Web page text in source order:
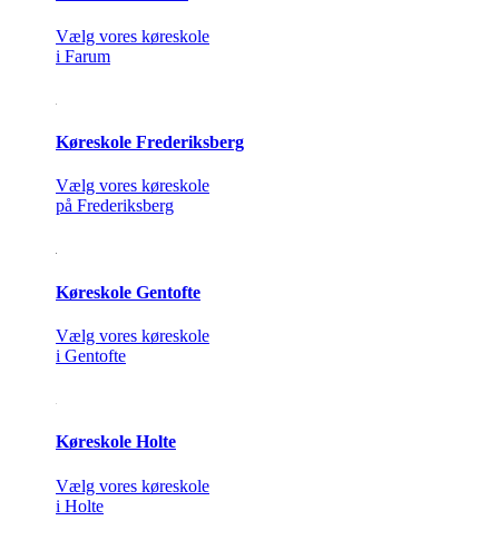
Vælg vores køreskole
i Farum
Køreskole Frederiksberg
Vælg vores køreskole
på Frederiksberg
Køreskole Gentofte
Vælg vores køreskole
i Gentofte
Køreskole Holte
Vælg vores køreskole
i Holte